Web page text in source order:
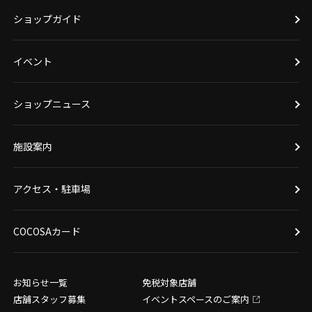
ショップガイド
イベント
ショップニュース
施設案内
アクセス・駐車場
COCOSAカード
お知らせ一覧
免税対象店舗
店舗スタッフ募集
イベントスペースのご案内